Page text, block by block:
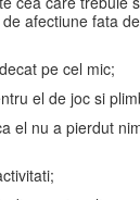
afectiune fata
pe cel mic;
el de joc si
el nu a pierdut